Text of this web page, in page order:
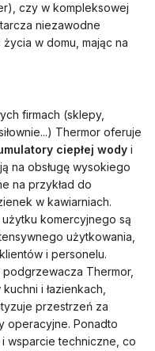
czy w kompleksowej
niezawodne
w domu, mając na
firmach (sklepy,
Thermor oferuje
ciepłej wody i
na obsługę wysokiego
na przykład do
w kawiarniach.
komercyjnego są
użytkowania,
i personelu.
podgrzewacza Thermor,
i łazienkach,
przestrzeń za
operacyjne. Ponadto
wsparcie techniczne, co